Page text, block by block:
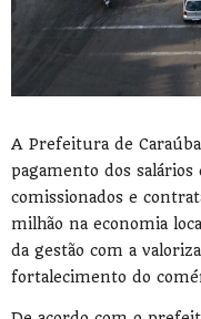
A Prefeitura de
pagamento dos
comissionados e
milhão na economia
da gestão com a
fortalecimento do